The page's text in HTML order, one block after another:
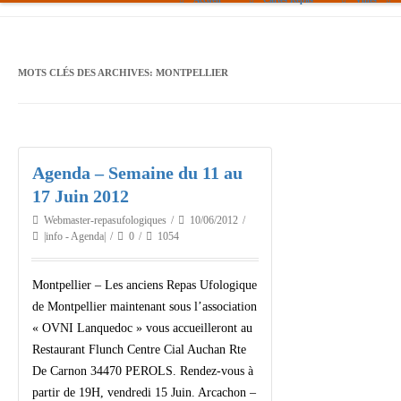
MOTS CLÉS DES ARCHIVES: MONTPELLIER
Agenda – Semaine du 11 au
17 Juin 2012
Webmaster-repasufologiques
10/06/2012
|info - Agenda|
0 1054
Montpellier – Les anciens Repas Ufologique
de Montpellier maintenant sous l’association
« OVNI Lanquedoc » vous accueilleront au
Restaurant Flunch Centre Cial Auchan Rte
De Carnon 34470 PEROLS. Rendez-vous à
partir de 19H, vendredi 15 Juin. Arcachon –